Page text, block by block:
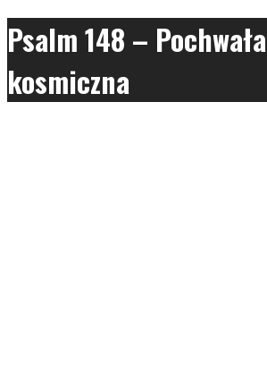
Psalm 148 – Pochwała
kosmiczna